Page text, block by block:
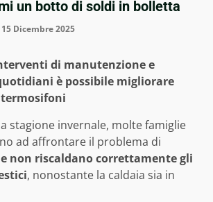
un botto di soldi in bolletta
15 Dicembre 2025
di manutenzione e
è possibile migliorare
termosifoni
stagione invernale, molte famiglie
ad affrontare il problema di
non riscaldano correttamente gli
, nonostante la caldaia sia in